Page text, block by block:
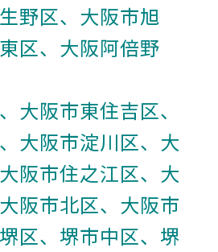
野区、大阪市旭
区、大阪阿倍野
大阪市東住吉区、
大阪市淀川区、大
阪市住之江区、大
阪市北区、大阪市
区、堺市中区、堺